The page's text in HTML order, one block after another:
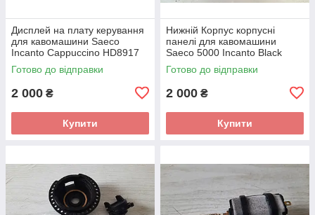
Дисплей на плату керування
для кавомашини Saeco
Incanto Cappuccino HD8917
б/у 421941307111 (R)
_дефект
Готово до відправки
2 000 ₴
Купити
Нижній Корпус корпусні
панелі для кавомашини
Saeco 5000 Incanto Black
EP5310/10 б/у _царапини
Готово до відправки
2 000 ₴
Купити